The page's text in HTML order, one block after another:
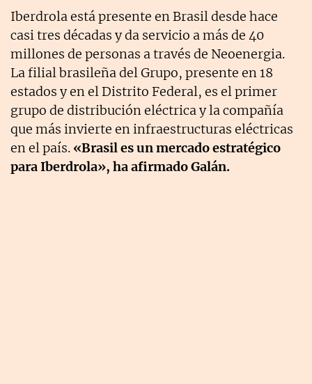
Iberdrola está presente en Brasil desde hace
casi tres décadas y da servicio a más de 40
millones de personas a través de Neoenergia.
La filial brasileña del Grupo, presente en 18
estados y en el Distrito Federal, es el primer
grupo de distribución eléctrica y la compañía
que más invierte en infraestructuras eléctricas
en el país. «Brasil es un mercado estratégico
para Iberdrola», ha afirmado Galán.